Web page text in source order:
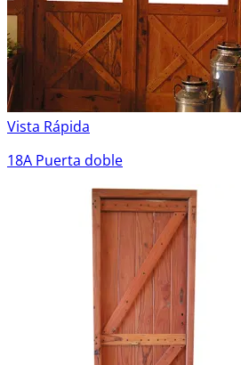
Vista Rápida
18A Puerta doble